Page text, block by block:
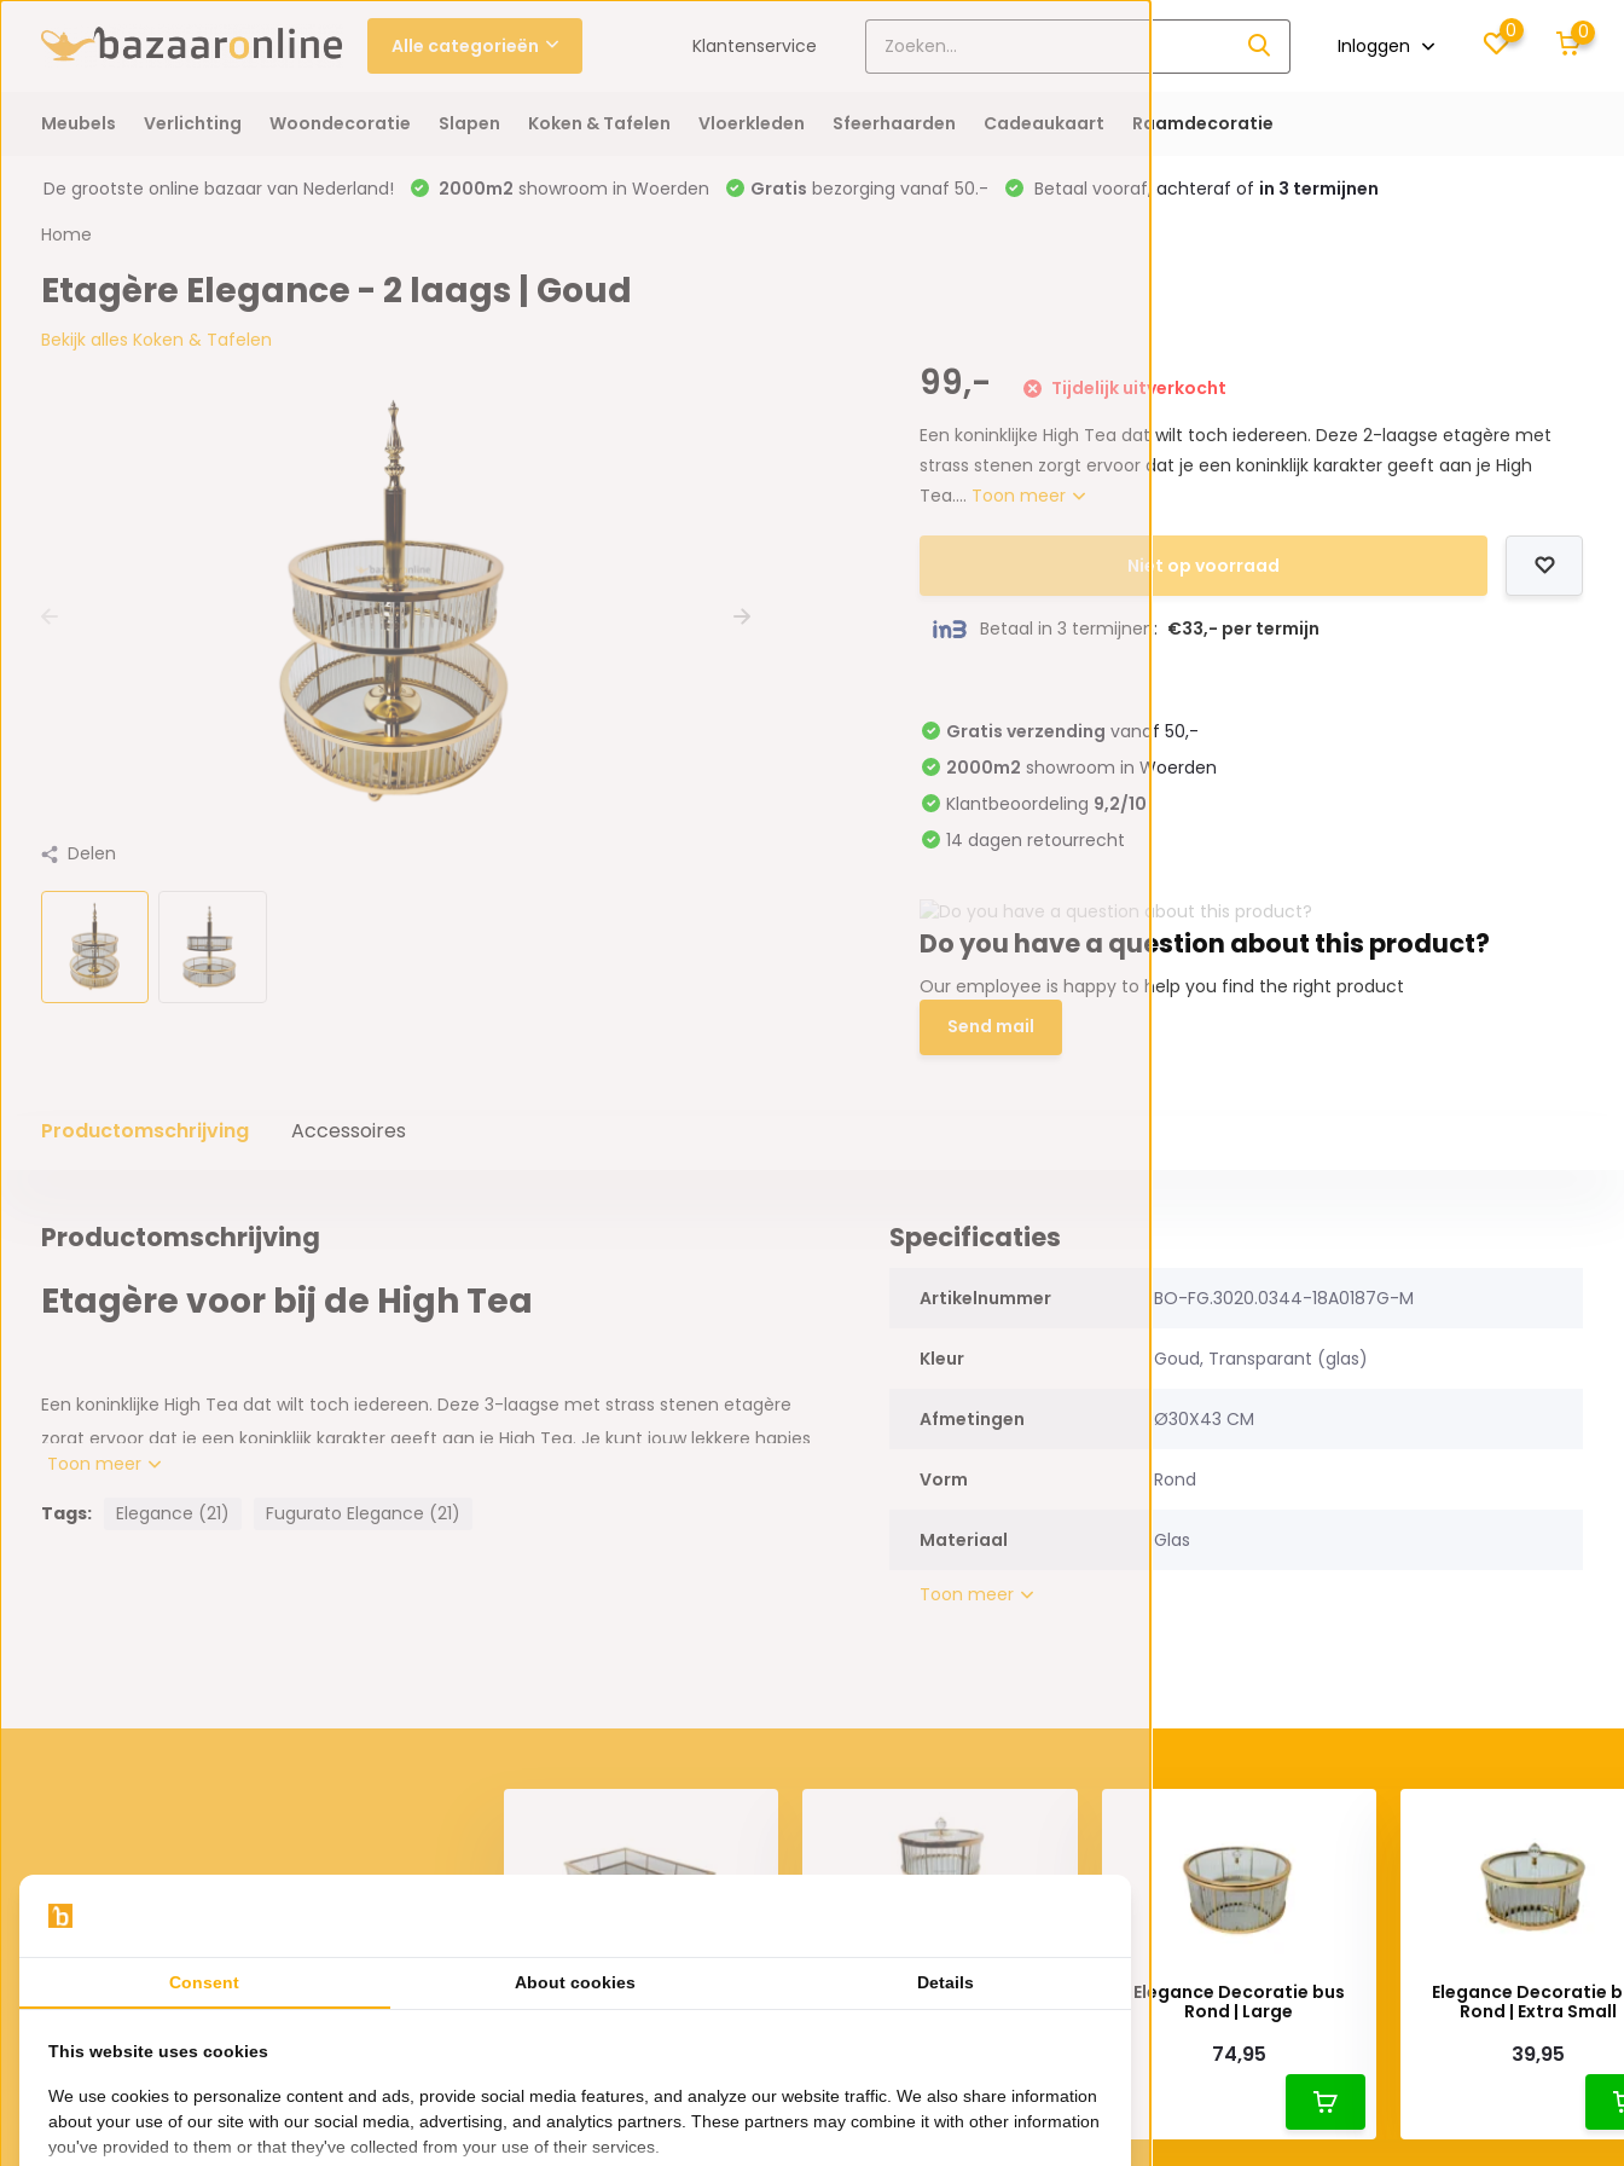
Alle categorieën Klantenservice Inloggen
0 0
Meubels Verlichting Woondecoratie Slapen Koken & Tafelen Vloerkleden Sfeerhaarden Cadeaukaart Raamdecoratie
De grootste online bazaar van Nederland! 2000m2 showroom in Woerden Gratis bezorging vanaf 50.- Betaal vooraf, achteraf of in 3 termijnen
Home
Etagère Elegance - 2 laags | Goud
Bekijk alles Koken & Tafelen
Delen
99,-
Tijdelijk uitverkocht
Een koninklijke High Tea dat wilt toch iedereen. Deze 2-laagse etagère met
strass stenen zorgt ervoor dat je een koninklijk karakter geeft aan je High
Tea.... Toon meer
Niet op voorraad
Betaal in 3 termijnen: €33,- per termijn
Gratis verzending vanaf 50,-
2000m2 showroom in Woerden
Klantbeoordeling 9,2/10
14 dagen retourrecht
Do you have a question about this product?
Our employee is happy to help you find the right product
Send mail
Productomschrijving Accessoires
Productomschrijving
Etagère voor bij de High Tea
Een koninklijke High Tea dat wilt toch iedereen. Deze 3-laagse met strass stenen etagère
zorgt ervoor dat je een koninklijk karakter geeft aan je High Tea. Je kunt jouw lekkere hapjes
op de glazenplaat zetten, zo is deze etagère eenvoudig schoon te maken. Gebruik deze
etagère voor: Khatai (Afghaanse koekjes), Chebakia (Marokkaanse koekjes), Kurabiye
Toon meer
Tags: Elegance (21) Fugurato Elegance (21)
Specificaties
Artikelnummer BO-FG.3020.0344-18A0187G-M
Kleur Goud, Transparant (glas)
Afmetingen Ø30X43 CM
Vorm Rond
Materiaal Glas
Toon meer
VOOR JOU GESELECTEERD
Gerelateerde
producten
Hoog
35,-
Dienblad Elegance
Rechthoekig | Goud
Elegance Decoratie bus met
voet
Elegance Decoratie bus
Rond | Large
74,95
Elegance Decoratie
Rond | Extra Small
39,95
Consent About cookies Details
This website uses cookies
We use cookies to personalize content and ads, provide social media features, and analyze our website traffic. We also share information
about your use of our site with our social media, advertising, and analytics partners. These partners may combine it with other information
you've provided to them or that they've collected from your use of their services.